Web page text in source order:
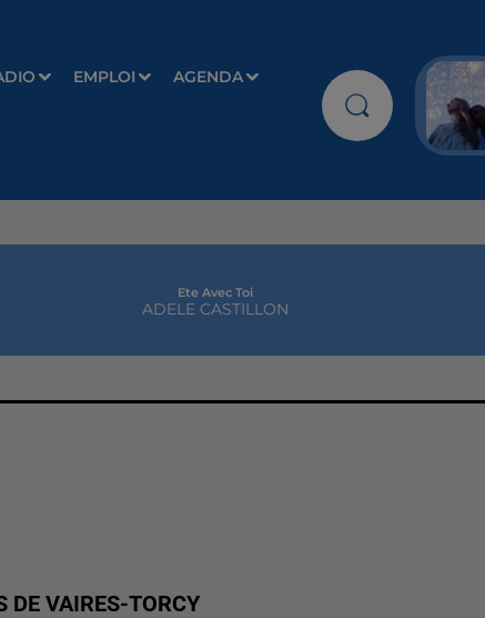
EMPLOI AGENDA
Ete Avec Toi
ADELE CASTILLON
DE VAIRES-TORCY